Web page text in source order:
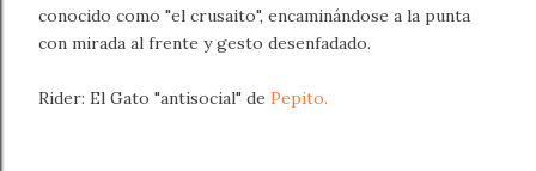
conocido como "el crusaito", encaminándose a la punta
con mirada al frente y gesto desenfadado.
Rider: El Gato "antisocial" de Pepito.